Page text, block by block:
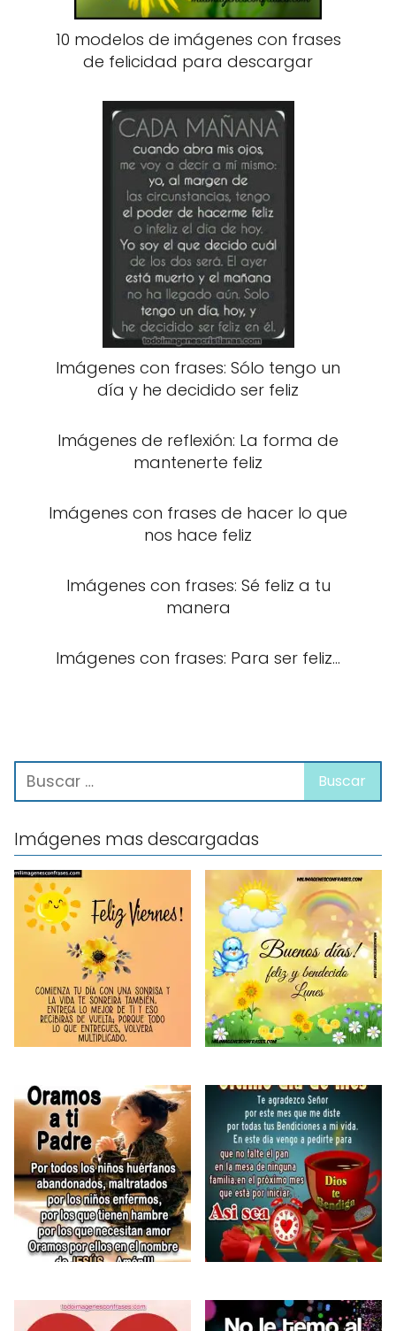
10 modelos de imágenes con frases
de felicidad para descargar
Imágenes con frases: Sólo tengo un
día y he decidido ser feliz
Imágenes de reflexión: La forma de
mantenerte feliz
Imágenes con frases de hacer lo que
nos hace feliz
Imágenes con frases: Sé feliz a tu
manera
Imágenes con frases: Para ser feliz...
Imágenes mas descargadas